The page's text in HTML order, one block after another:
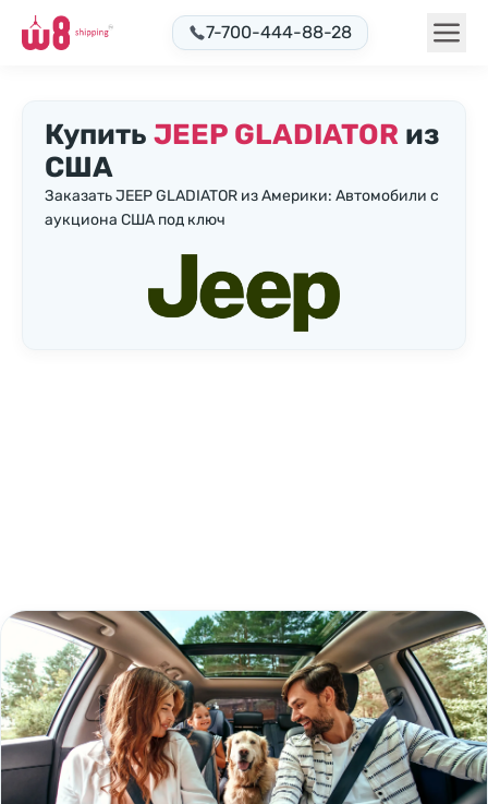
7-700-444-88-28
Купить JEEP GLADIATOR из
США
Заказать JEEP GLADIATOR из Америки: Автомобили с
аукциона США под ключ